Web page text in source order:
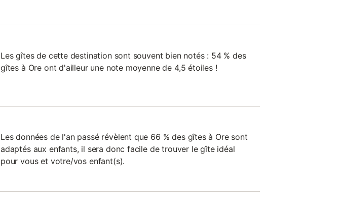
Les gîtes de cette destination sont souvent bien notés : 54 % des
gîtes à Ore ont d'ailleur une note moyenne de 4,5 étoiles !
Les données de l'an passé révèlent que 66 % des gîtes à Ore sont
adaptés aux enfants, il sera donc facile de trouver le gîte idéal
pour vous et votre/vos enfant(s).